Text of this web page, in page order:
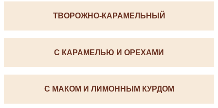
ТВОРОЖНО-КАРАМЕЛЬНЫЙ
С КАРАМЕЛЬЮ И ОРЕХАМИ
С МАКОМ И ЛИМОННЫМ КУРДОМ